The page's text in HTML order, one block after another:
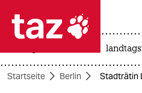
 taz zahl
taz zahl ich
Startseite Berlin Stadträtin